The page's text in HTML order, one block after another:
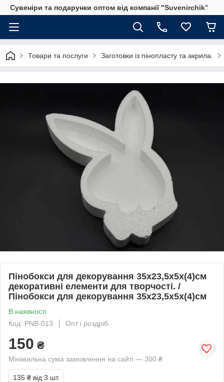
Сувеніри та подарунки оптом від компанії "Suvenirchik"
Товари та послуги Заготовки із пінопласту та акрила.
Пінобокси для декорування 35х23,5х5х(4)см
декоративні елементи для творчості. /
Пінобокси для декорування 35х23,5х5х(4)см
В наявності
Код: PNB-013
Опт і роздріб
150 ₴
Мінімальна сума замовлення на сайті — 300 ₴
135 ₴ від 3 шт.